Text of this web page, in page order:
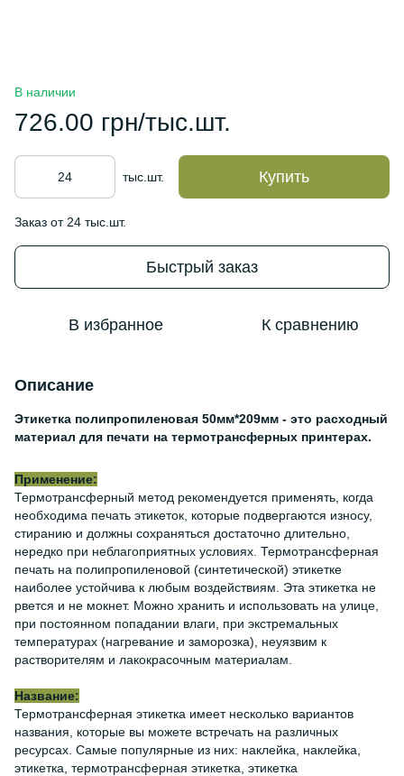
В наличии
726.00 грн/тыс.шт.
тыс.шт. Купить
Заказ от 24 тыс.шт.
Быстрый заказ
В избранное К сравнению
Описание
Этикетка полипропиленовая 50мм*209мм - это расходный
материал для печати на термотрансферных принтерах.
Применение:
Термотрансферный метод рекомендуется применять, когда
необходима печать этикеток, которые подвергаются износу,
стиранию и должны сохраняться достаточно длительно,
нередко при неблагоприятных условиях. Термотрансферная
печать на полипропиленовой (синтетической) этикетке
наиболее устойчива к любым воздействиям. Эта этикетка не
рвется и не мокнет. Можно хранить и использовать на улице,
при постоянном попадании влаги, при экстремальных
температурах (нагревание и заморозка), неуязвим к
растворителям и лакокрасочным материалам.
Название:
Термотрансферная этикетка имеет несколько вариантов
названия, которые вы можете встречать на различных
ресурсах. Самые популярные из них: наклейка, наклейка,
этикетка, термотрансферная этикетка, этикетка